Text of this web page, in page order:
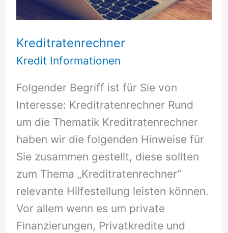
Kreditratenrechner
Kredit Informationen
Folgender Begriff ist für Sie von
Interesse: Kreditratenrechner Rund
um die Thematik Kreditratenrechner
haben wir die folgenden Hinweise für
Sie zusammen gestellt, diese sollten
zum Thema „Kreditratenrechner“
relevante Hilfestellung leisten können.
Vor allem wenn es um private
Finanzierungen, Privatkredite und